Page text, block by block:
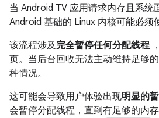
当 Android TV 应用请求内存且系统
Android 基础的 Linux 内核可能必须
该流程涉及完全暂停任何分配线程
页。当后台回收无法主动维持足够
种情况。
这可能会导致用户体验出现明显的
会暂停分配线程，直到有足够的内